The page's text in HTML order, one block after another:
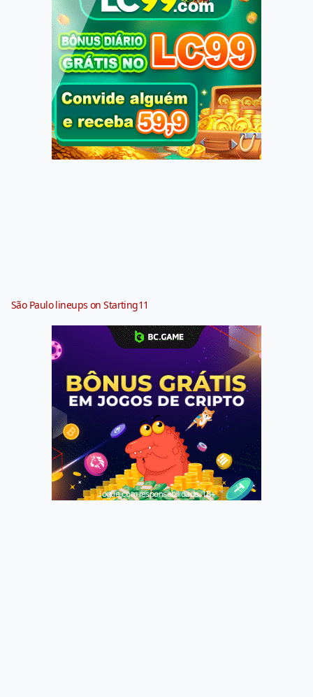
São Paulo lineups on Starting11
Jogue com responsabilidade. 18+